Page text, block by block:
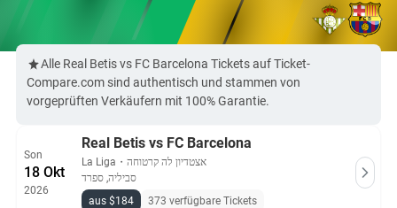
Alle Real Betis vs FC Barcelona Tickets auf Ticket-
Compare.com sind authentisch und stammen von
vorgeprüften Verkäufern mit 100% Garantie.
Son
18 Okt
2026
Real Betis vs FC Barcelona
La Liga ・ אצטדיון לה קרטוחה
סביליה, ספרד
aus $184
373 verfügbare Tickets